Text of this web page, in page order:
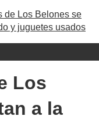
de Los Belones se
y juguetes usados
Los
a la